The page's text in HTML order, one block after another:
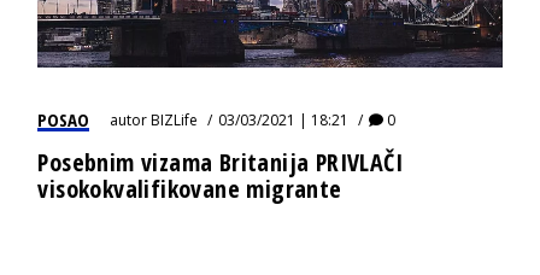
POSAO autorBIZLife 03/03/2021 | 18:21 0
Posebnim vizama Britanija PRIVLAČI
visokokvalifikovane migrante